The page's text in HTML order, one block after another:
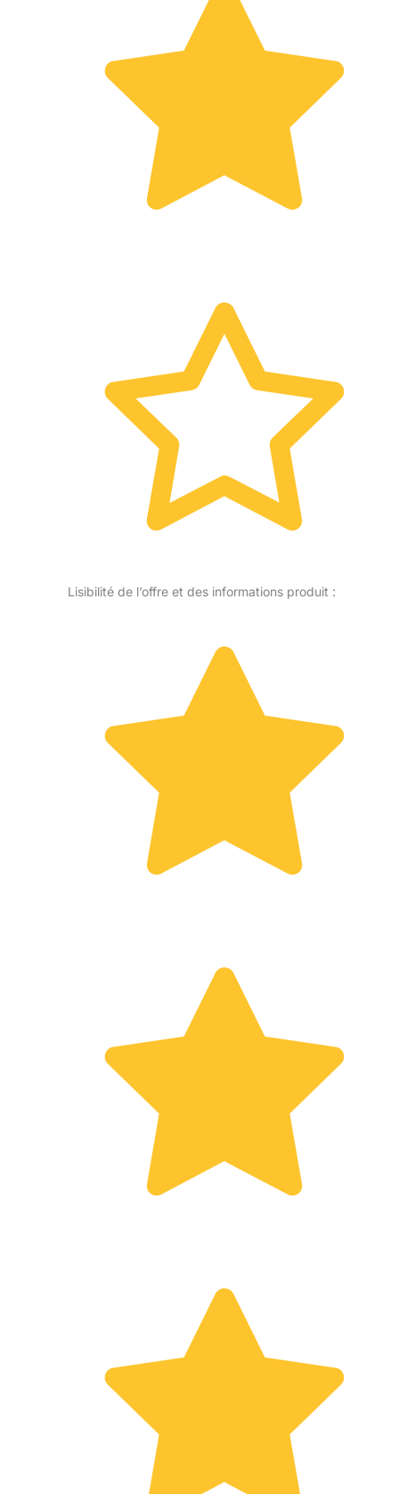
Lisibilité de l’offre et des informations produit :